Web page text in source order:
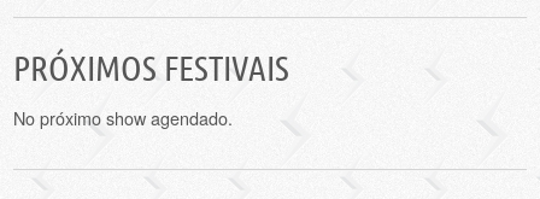
PRÓXIMOS FESTIVAIS
No próximo show agendado.